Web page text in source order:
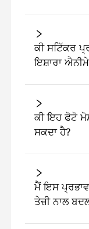
ਕੀ ਸਟਿੱਕਰ
ਇਸ਼ਾਰਾ
ਕੀ ਇਹ ਫੋਟੋ
ਸਕਦਾ ਹੈ?
ਮੈਂ ਇਸ ਪ੍ਰਭਾਵ
ਤੇਜ਼ੀ ਨਾਲ